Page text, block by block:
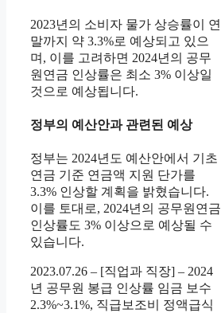
2023년의 소비자 물가 상승률이 연
말까지 약 3.3%로 예상되고 있으
며, 이를 고려하면 2024년의 공무
원연금 인상률은 최소 3% 이상일
것으로 예상됩니다.
정부의 예산안과 관련된 예상
정부는 2024년도 예산안에서 기초
연금 기준 연금액 지원 단가를
3.3% 인상할 계획을 밝혔습니다.
이를 토대로, 2024년의 공무원연금
인상률도 3% 이상으로 예상될 수
있습니다.
2023.07.26 – [직업과 직장] – 2024
년 공무원 봉급 인상률 임금 보수
2.3%~3.1%, 직급보조비 정액급식